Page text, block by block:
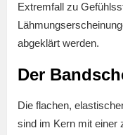
Extremfall zu
abgeklärt werden.
Der
Die flachen,
sind im Kern mit einer